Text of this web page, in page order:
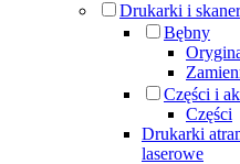
Drukarki i
Bębny
Części i
Części
Drukarki
laserowe